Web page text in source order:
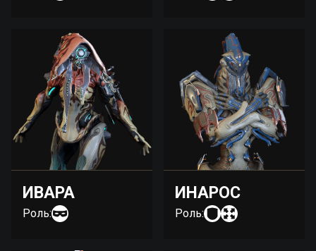
ИВАРА
Роль:
ИНАРОС
Роль: